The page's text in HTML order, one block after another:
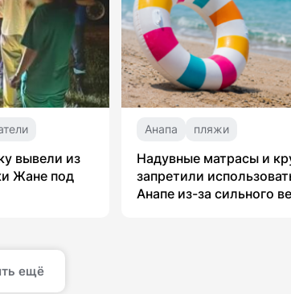
вывели из
Жане под
Анапа пляжи
Надувные матрасы и
запретили
Анапе из-за сильного
ещё